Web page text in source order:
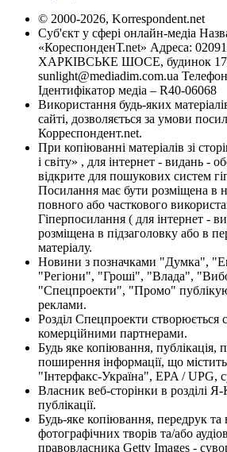
© 2000-2026, Korrespondent.net
Суб'єкт у сфері онлайн-медіа
«КореспонденТ.net» Адреса:
ХАРКІВСЬКЕ ШОСЕ, будинок
sunlight@mediadim.com.ua
Ідентифікатор медіа – R40-06068
Використання будь-яких
сайті, дозволяється за умови
Корреспондент.net.
При копіюванні матеріалів зі
і світу» , для інтернет - видань -
відкрите для пошукових систем
Посилання має бути розміщена в
повного або часткового
Гіперпосилання ( для інтернет -
розміщена в підзаголовку або в
матеріалу.
Новини з позначками "Думка",
"Регіони", "Гроші", "Влада",
"Спецпроекти", "Промо"
реклами.
Розділ Спецпроекти створюється
комерційними партнерами.
Будь яке копіювання, публікація,
поширення інформації, що
"Інтерфакс-Україна", EPA / UPG,
Власник веб-сторінки в розділі
публікації.
Будь-яке копіювання, передрук та
фотографічних творів та/або
правовласника Getty Images -